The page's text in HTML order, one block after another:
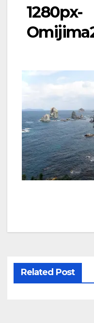
1280px-
稿
ビ
ゲ
Related Post